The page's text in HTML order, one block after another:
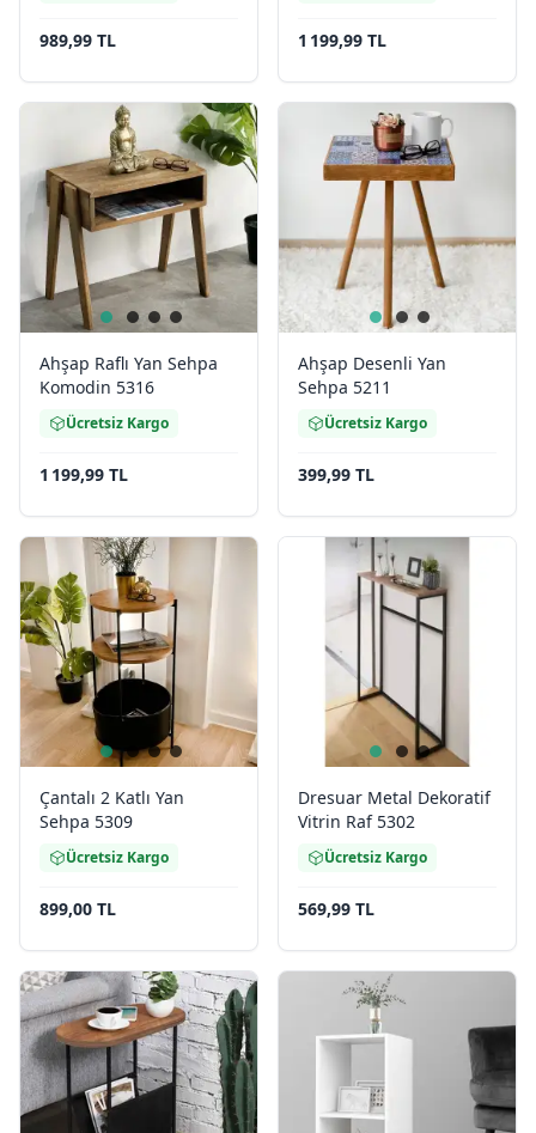
989,99 TL 1 199,99 TL
Ahşap Raflı Yan Sehpa
Komodin 5316
Ücretsiz Kargo
1 199,99 TL
Ahşap Desenli Yan
Sehpa 5211
Ücretsiz Kargo
399,99 TL
Çantalı 2 Katlı Yan
Sehpa 5309
Ücretsiz Kargo
899,00 TL
Dresuar Metal Dekoratif
Vitrin Raf 5302
Ücretsiz Kargo
569,99 TL